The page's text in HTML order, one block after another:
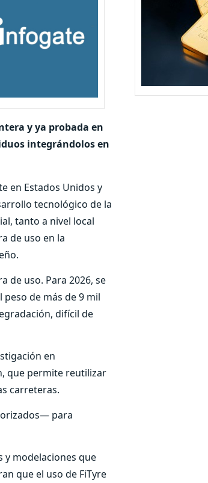
y ya probada en
integrándolos en
en Estados Unidos y
tecnológico de la
tanto a nivel local
de uso en la
de uso. Para 2026, se
de más de 9 mil
difícil de
en
que permite reutilizar
carreteras.
para
y modelaciones que
que el uso de FiTyre